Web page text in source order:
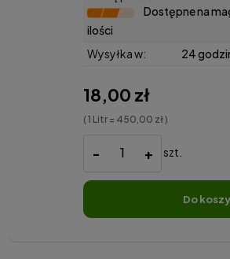
Dostępne na
ilości
Wysyłka w:
24
18,00 zł
( 1 Litr = 450,00 zł )
- + szt.
do